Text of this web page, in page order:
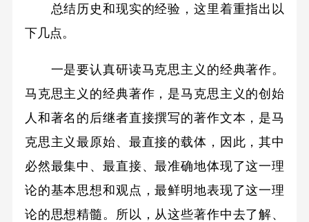
总结历史和现实的经验，这里着重指出以
下几点。
一是要认真研读马克思主义的经典著作。
马克思主义的经典著作，是马克思主义的创始
人和著名的后继者直接撰写的著作文本，是马
克思主义最原始、最直接的载体，因此，其中
必然最集中、最直接、最准确地体现了这一理
论的基本思想和观点，最鲜明地表现了这一理
论的思想精髓。所以，从这些著作中去了解、